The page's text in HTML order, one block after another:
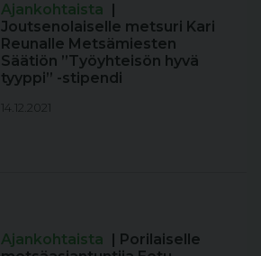
Ajankohtaista |
Joutsenolaiselle metsuri Kari
Reunalle Metsämiesten
Säätiön ”Työyhteisön hyvä
tyyppi” -stipendi
14.12.2021
Ajankohtaista | Porilaiselle